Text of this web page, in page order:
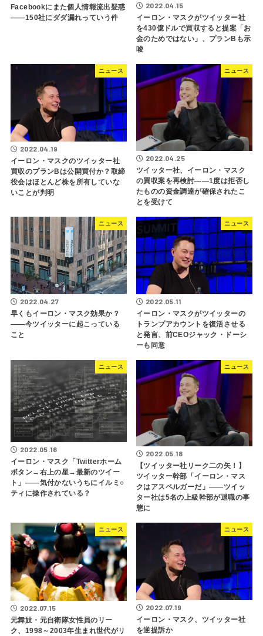
Facebookにまた個人情報流出疑惑
――150社にダダ漏れっていう件
2022.04.15
イーロン・マスクがツイッター社
を430億ドルで買収すると提案「お
金のためではない」、プランBも示
唆
ニュース
2022.04.19
イーロン・マスクのツイッター社
買収のプランBは公開買付か？取締
役会はほとんど株を所有していな
いことが判明
ニュース
2022.04.25
ツイッター社、イーロン・マスク
の買収案を再検討――1度は拒否し
たものの資金調達が確保されたこ
とを受けて
ニュース
2022.04.27
早くもイーロン・マスク効果か？
――今ツイッターに起こっている
こと
ニュース
2022.05.11
イーロン・マスクがツイッターの
トランプアカウントを復活させる
と発言、前CEOジャック・ドーシ
ーも同意
ニュース
2022.05.16
イーロン・マスク「Twitterホーム
ボタン→右上の星→最新のツイー
ト」――気付かないうちにイルミ○
ティに操作されている？
ニュース
2022.05.18
【ツイッター社リーク二の矢！】
ツイッター幹部「イーロン・マス
クはアスペルガーだ」――ツイッ
ター社は5名の上級幹部が退職の事
態に
ニュース
2022.07.15
元舞妓・元自衛隊女性員のリー
ク、1998～2003年生まれ世代がリ
ニュース
2022.07.19
イーロン・マスク、ツイッター社
を逆提訴か